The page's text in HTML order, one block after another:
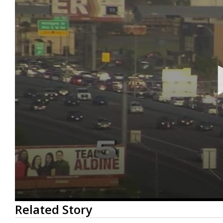
0
seconds
of
Related Story